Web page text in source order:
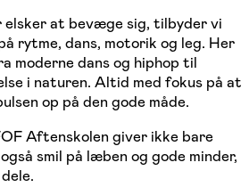
elsker at bevæge sig, tilbyder vi
rytme, dans, motorik og leg. Her
moderne dans og hiphop til
i naturen. Altid med fokus på at
op på den gode måde.
Aftenskolen giver ikke bare
smil på læben og gode minder,